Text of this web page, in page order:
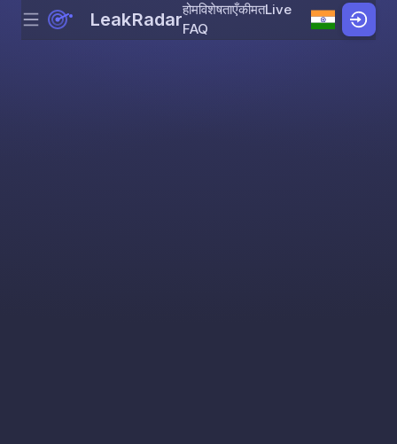
Skip to content
Menu LeakRadarहोमविशेषताएँकीमतLive
FAQ